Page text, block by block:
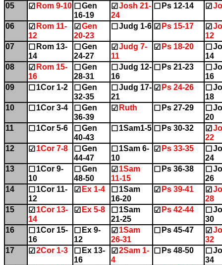
05 ☑ Rom 9-10 ☐ Gen
16-19
☑ Josh 21-
24
☐ Ps 12-14 ☑
06 ☑ Rom 11-
12
☑ Gen
20-23
☐ Judg 1-6 ☑ Ps 15-17 ☑
12
07
☐ Rom 13-
14
☐ Gen
24-27
☑ Judg 7-
11
☑ Ps 18-20 ☐
14
08
☑ Rom 15-
16
☐ Gen
28-31
☐ Judg 12-
16
☐ Ps 21-23 ☐
16
09
☐ 1Cor 1-2 ☐ Gen
32-35
☐ Judg 17-
21
☑ Ps 24-26 ☐
18
10
☐ 1Cor 3-4 ☐ Gen
36-39
☑ Ruth ☐ Ps 27-29 ☐
20
11
☐ 1Cor 5-6 ☐ Gen
40-43
☐ 1Sam1-5 ☐ Ps 30-32 ☑
22
12
☑ 1Cor 7-8 ☐ Gen
44-47
☐ 1Sam 6-
10
☑ Ps 33-35 ☐
24
13
☐ 1Cor 9-
10
☐ Gen
48-50
☑ 1Sam
11-15
☐ Ps 36-38 ☐
26
14
☐ 1Cor 11-
12
☑ Ex 1-4 ☐ 1Sam
16-20
☑ Ps 39-41 ☑
28
15
☑ 1Cor 13-
14
☑ Ex 5-8 ☐ 1Sam
21-25
☑ Ps 42-44 ☐
30
16
☐ 1Cor 15-
16
☐ Ex 9-
12
☑ 1Sam
26-31
☐ Ps 45-47 ☑
32
17
☑ 2Cor 1-3 ☐ Ex 13-
16
☑ 2Sam 1-
4
☐ Ps 48-50 ☐
34